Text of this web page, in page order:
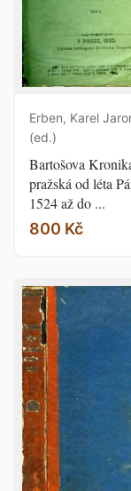
Erben, Karel
(ed.)
Bartošova
pražská od léta
1524 až do ...
800 Kč